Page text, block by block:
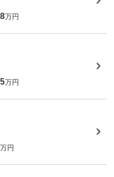
万円
万円
万円